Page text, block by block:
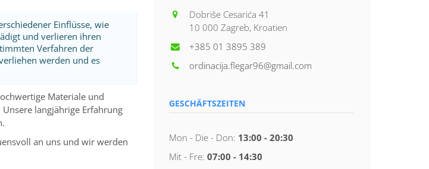
Einflüsse, wie
und verlieren ihren
Verfahren der
werden und es
Materiale und
langjährige Erfahrung
an uns und wir werden
Dobriše Cesarića 41
10 000 Zagreb, Kroatien
+385 01 3895 389
ordinacija.flegar96@gmail.com
GESCHÄFTSZEITEN
Mon - Die - Don: 13:00 - 20:30
Mit - Fre: 07:00 - 14:30